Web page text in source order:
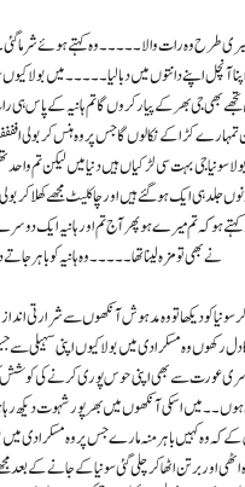
میری طرح وہ رات والا ۔۔۔۔۔ وہ کہتے ہوئے
اپنے دانتوں میں دبا لیا ۔ ۔ ۔ ۔ ۔میں بولا کیوں
بھی جی بھر کے پیار کروں گا تم ہانیہ کے پاس ہی
کڑاکے نکالوں گا جس پر وہ ہنس کر بولی
سونیا جی بہت سی لڑکیاں ہیں دنیا میں لیکن تم
جلد ہی ایک ہوگئے ہیں اور چاکلیٹ مجھے کھلا
کہتے ہو کہ تم میرے ہو پھر آج تم اور ہانیہ ایک
نے بھی تو مزہ لینا تھا ۔۔۔۔۔ وہ ہانیہ کو باہر
دیکھا تو وہ مدہوش آنکھوں سے شرارتی انداز
دل رکھوں وہ مسکرا دی میں بولا کیوں اپنی
عورت سے بھی اپنی حوس پوری کرنے کی کوشش
ہوں ۔۔ میں اسکی آنکھوں میں بھرپور شہوت
وہ کہیں باہر منہ مارے جس پر وہ مسکرا دی میں
اور برتن اٹھا کر چلی گئی سونیا کے جانے کے بعد